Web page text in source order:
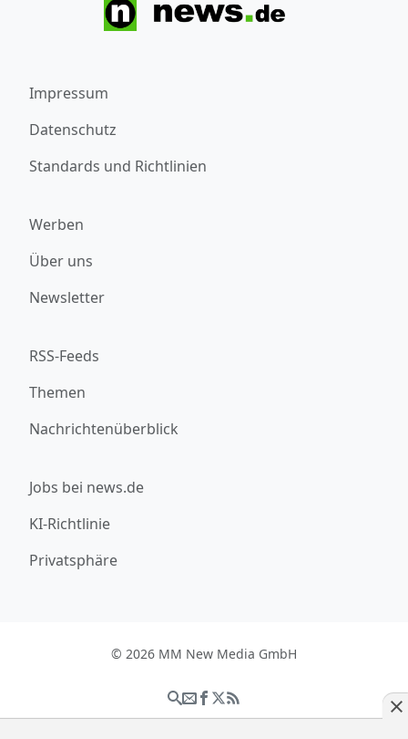
Impressum
Datenschutz
Standards und Richtlinien
Werben
Über uns
Newsletter
RSS-Feeds
Themen
Nachrichtenüberblick
Jobs bei news.de
KI-Richtlinie
Privatsphäre
© 2026 MM New Media GmbH